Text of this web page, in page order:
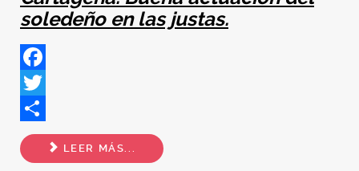
soledeño en las justas.
Facebook
Twitter
Share
LEER MÁS...